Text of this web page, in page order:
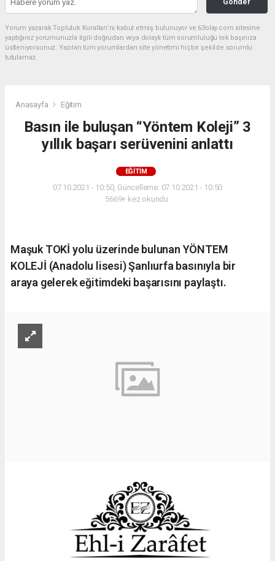
Yorum yazarak Topluluk Kuralları’nı kabul etmiş bulunuyor ve 63olay.com sitesine
yaptığınız yorumunuzla ilgili doğrudan veya dolaylı tüm sorumluluğu tek başınıza
üstleniyorsunuz. Yazılan tüm yorumlardan site yönetimi hiçbir şekilde sorumlu
tutulamaz.
Anasayfa Eğitim
Basın ile buluşan “Yöntem Koleji” 3
yıllık başarı serüvenini anlattı
EĞITIM
07.10.2021 - 10:50, Güncelleme: 07.10.2021 - 10:50
5669+ kez okundu.
Maşuk TOKİ yolu üzerinde bulunan YÖNTEM
KOLEJİ (Anadolu lisesi) Şanlıurfa basınıyla bir
araya gelerek eğitimdeki başarısını paylaştı.